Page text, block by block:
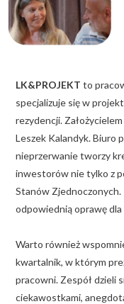
BLOG
O NAS
KONAKT
ZAPISZ SIĘ
LK&PROJEKT to
specjalizuje się w
rezydencji.
Leszek Kalandyk. Biuro
nieprzerwanie tworzy
inwestorów nie tylko z
Stanów Zjednoczonych.
odpowiednią oprawę
Warto również
kwartalnik, w którym
pracowni. Zespół dzieli
ciekawostkami,